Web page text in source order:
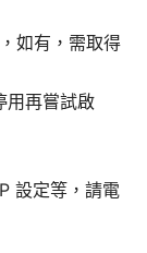
如有，需取得
用再嘗試啟
設定等，請電